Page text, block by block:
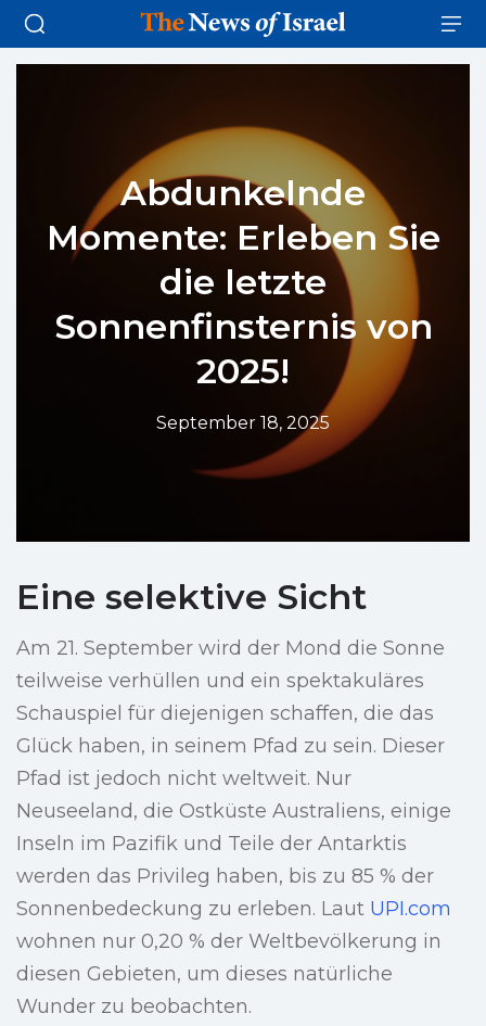
Abdunkelnde
Momente: Erleben Sie
die letzte
Sonnenfinsternis von
2025!
September 18, 2025
Eine selektive Sicht
Am 21. September wird der Mond die Sonne
teilweise verhüllen und ein spektakuläres
Schauspiel für diejenigen schaffen, die das
Glück haben, in seinem Pfad zu sein. Dieser
Pfad ist jedoch nicht weltweit. Nur
Neuseeland, die Ostküste Australiens, einige
Inseln im Pazifik und Teile der Antarktis
werden das Privileg haben, bis zu 85 % der
Sonnenbedeckung zu erleben. Laut UPI.com
wohnen nur 0,20 % der Weltbevölkerung in
diesen Gebieten, um dieses natürliche
Wunder zu beobachten.